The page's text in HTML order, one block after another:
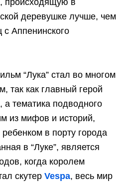
происходящую в
деревушке лучше, чем
с Аппенинского
“Лука” стал во многом
так как главный герой
а тематика подводного
из мифов и историй,
в порту города
в “Луке”, является
когда королем
скутер Vespa, весь мир